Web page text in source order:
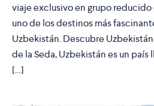
viaje exclusivo en grupo
uno de los destinos más
Uzbekistán. Descubre
de la Seda, Uzbekistán es un
[…]